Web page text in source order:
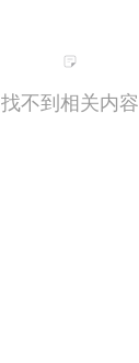
找不到相关内容